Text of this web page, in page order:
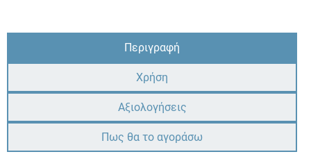
Περιγραφή
Χρήση
Αξιολογήσεις
Πως θα το αγοράσω